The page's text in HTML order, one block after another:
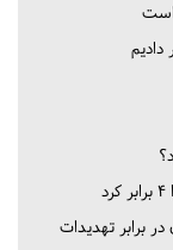
است
برابر تهدیدات